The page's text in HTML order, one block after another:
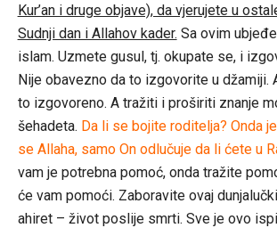
Kur’an i druge objave), da vjerujete u
Sudnji dan i Allahov kader. Sa ovim
islam. Uzmete gusul, tj. okupate se, i
Nije obavezno da to izgovorite u džamiji.
to izgovoreno. A tražiti i proširiti znanje
šehadeta. Da li se bojite roditelja? Onda
se Allaha, samo On odlučuje da li ćete u
vam je potrebna pomoć, onda tražite
će vam pomoći. Zaboravite ovaj
ahiret – život poslije smrti. Sve je ovo